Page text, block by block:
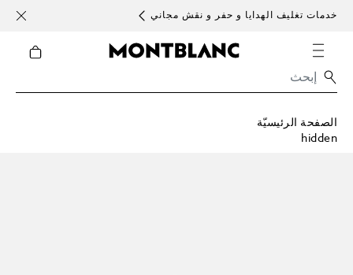
خدمات تغليف الهدايا و حفر و نقش مجاني
الأحد
الصفحة الرئيسيّة
hidden